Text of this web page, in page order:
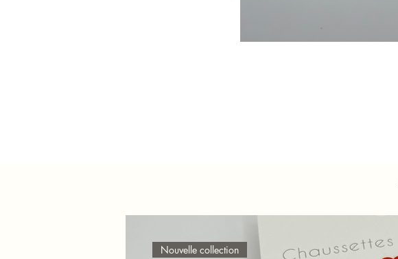
Nouvelle collection